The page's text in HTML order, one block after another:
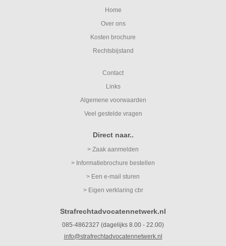
Home
Over ons
Kosten brochure
Rechtsbijstand
Contact
Links
Algemene voorwaarden
Veel gestelde vragen
Direct naar..
> Zaak aanmelden
> Informatiebrochure bestellen
> Een e-mail sturen
> Eigen verklaring cbr
Strafrechtadvocatennetwerk.nl
085-4862327 (dagelijks 8.00 - 22.00)
info@strafrechtadvocatennetwerk.nl